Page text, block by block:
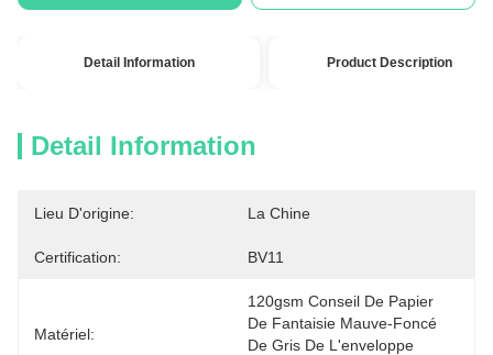
Detail Information Product Description
Detail Information
Lieu D'origine: La Chine
Certification: BV11
Matériel:
120gsm Conseil De Papier
De Fantaisie Mauve-Foncé
De Gris De L'enveloppe